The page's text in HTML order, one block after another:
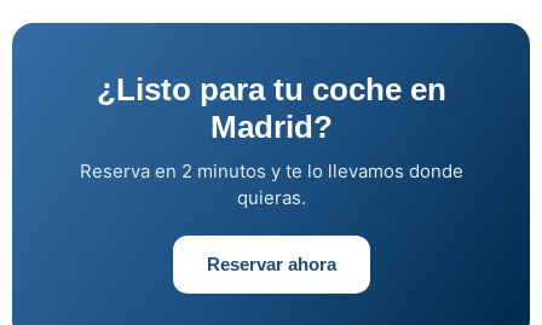
¿Listo para tu coche en
Madrid?
Reserva en 2 minutos y te lo llevamos donde
quieras.
Reservar ahora